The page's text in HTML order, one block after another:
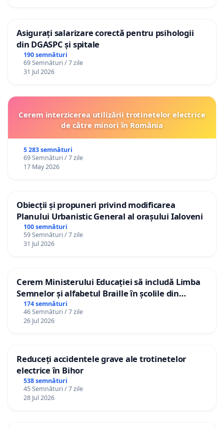
Asigurați salarizare corectă pentru psihologii
din DGASPC și spitale
190 semnături
69 Semnături / 7 zile
31 Jul 2026
Cerem interzicerea utilizării trotinetelor electrice
de către minori în România
5 283 semnături
69 Semnături / 7 zile
17 May 2026
Obiecții și propuneri privind modificarea
Planului Urbanistic General al orașului Ialoveni
100 semnături
59 Semnături / 7 zile
31 Jul 2026
Cerem Ministerului Educației să includă Limba
Semnelor și alfabetul Braille în școlile din
Republica Moldova!
174 semnături
46 Semnături / 7 zile
26 Jul 2026
Reduceți accidentele grave ale trotinetelor
electrice în Bihor
538 semnături
45 Semnături / 7 zile
28 Jul 2026